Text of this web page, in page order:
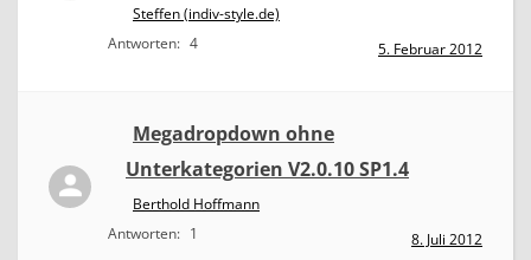
Steffen (indiv-style.de)
Antworten: 4 5. Februar 2012
Megadropdown ohne
Unterkategorien V2.0.10 SP1.4
Berthold Hoffmann
Antworten: 1 8. Juli 2012